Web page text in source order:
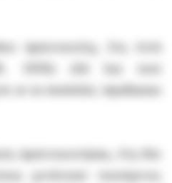
ἀρσενοκοίτῃ, ἔτη ἑπτὰ
ar su moterimi, tepaštaraus
ἀρσενοκοιτήσας, ἔτη δύο
μετάνοιαν ποιούμενος